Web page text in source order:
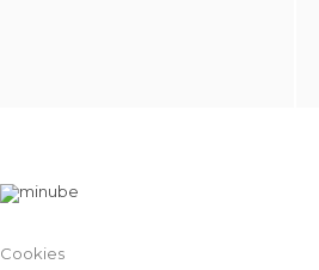
Cookies